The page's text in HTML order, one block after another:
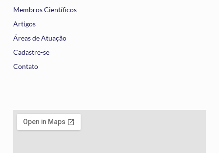
Membros Científicos
Artigos
Áreas de Atuação
Cadastre-se
Contato